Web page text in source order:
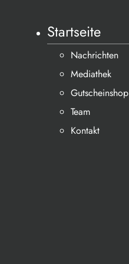
Startseite
Nachrichten
Mediathek
Gutscheinshop
Team
Kontakt